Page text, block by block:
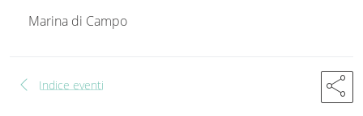
Marina di Campo
chevron_left Indice eventi share